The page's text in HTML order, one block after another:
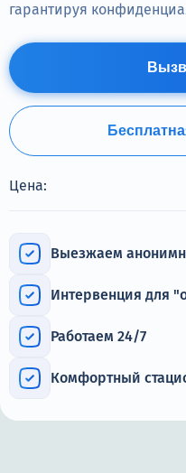
Круглосуточно, анонимно
+7 (905) 483-87-88
Санкт-Петербург,
гарантируя
Цена:
Выезжаем
Интервенция для
Работаем 24/7
Комфортный